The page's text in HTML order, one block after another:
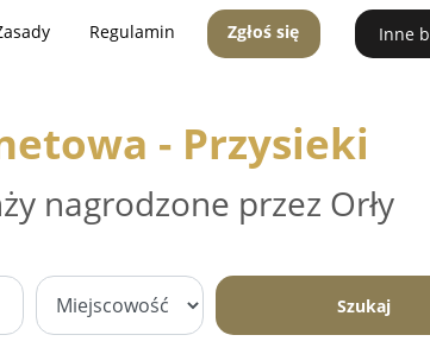
Regulamin Zgłoś się Inne
- Przysieki
nagrodzone przez Orły
Szukaj